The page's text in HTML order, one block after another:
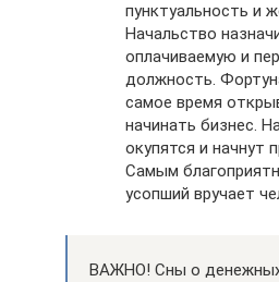
пунктуальность и
Начальство
оплачиваемую и
должность.
самое время
начинать бизнес.
окупятся и начнут
Самым
усопший вручает
ВАЖНО! Сны о денежных